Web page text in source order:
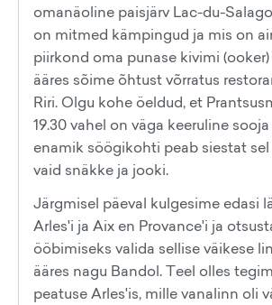
omanäoline paisjärv Lac-du-
on mitmed kämpingud ja mis on
piirkond oma punase kivimi
ääres sõime õhtust võrratus
Riri. Olgu kohe öeldud, et
19.30 vahel on väga keeruline
enamik söögikohti peab siestat
vaid snäkke ja jooki.
Järgmisel päeval kulgesime edasi
Arles'i ja Aix en Provance'i ja
ööbimiseks valida sellise väikese
ääres nagu Bandol. Teel olles
peatuse Arles'is, mille vanalinn oli